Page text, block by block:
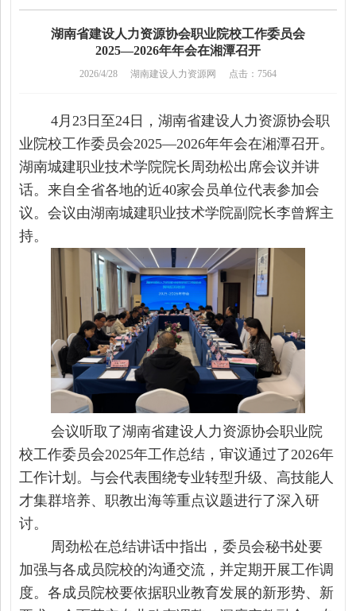
湖南省建设人力资源协会职业院校工作委员会
2025—2026年年会在湘潭召开
2026/4/28 湖南建设人力资源网 点击：7564
4月23日至24日，湖南省建设人力资源协会职
业院校工作委员会2025—2026年年会在湘潭召开。
湖南城建职业技术学院院长周劲松出席会议并讲
话。来自全省各地的近40家会员单位代表参加会
议。会议由湖南城建职业技术学院副院长李曾辉主
持。
会议听取了湖南省建设人力资源协会职业院
校工作委员会2025年工作总结，审议通过了2026年
工作计划。与会代表围绕专业转型升级、高技能人
才集群培养、职教出海等重点议题进行了深入研
讨。
周劲松在总结讲话中指出，委员会秘书处要
加强与各成员院校的沟通交流，并定期开展工作调
度。各成员院校要依据职业教育发展的新形势、新